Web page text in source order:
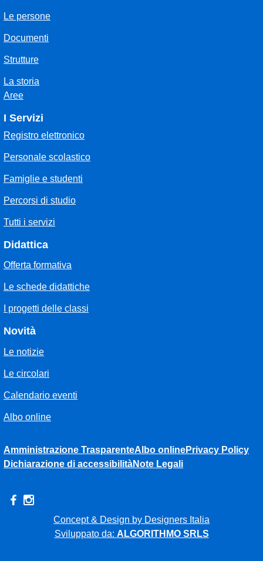
Le persone
Documenti
Strutture
La storia
Aree
I Servizi
Registro elettronico
Personale scolastico
Famiglie e studenti
Percorsi di studio
Tutti i servizi
Didattica
Offerta formativa
Le schede didattiche
I progetti delle classi
Novità
Le notizie
Le circolari
Calendario eventi
Albo online
Amministrazione TrasparenteAlbo onlinePrivacy Policy
Dichiarazione di accessibilitàNote Legali
Concept & Design by Designers Italia
Sviluppato da: ALGORITHMO SRLS